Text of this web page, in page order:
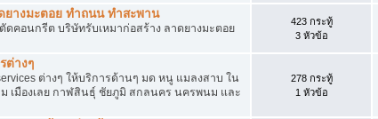
ยางมะตอย ทำถนน ทำสะพาน
ดคอนกรีต บริษัทรับเหมาก่อสร้าง ลาดยางมะตอย
423 กระทู้
3 หัวข้อ
ต่างๆ
ต่างๆ ให้บริการด้านๆ มด หนู แมลงสาบ ใน
เมืองเลย กาฬสินธุ์ ชัยภูมิ สกลนคร นครพนม และ
278 กระทู้
1 หัวข้อ